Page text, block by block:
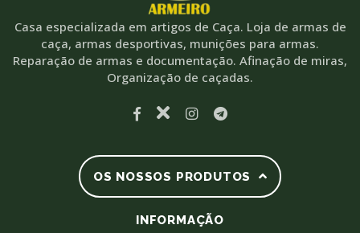
Casa especializada em artigos de Caça. Loja de armas de
caça, armas desportivas, munições para armas.
Reparação de armas e documentação. Afinação de miras,
Organização de caçadas.
OS NOSSOS PRODUTOS
INFORMAÇÃO